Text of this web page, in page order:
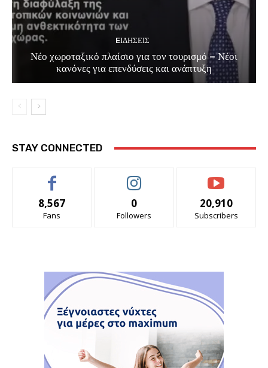
EΙΔΗΣΕΙΣ
Νέο χωροταξικό πλαίσιο για τον τουρισμό – Νέοι
κανόνες για επενδύσεις και ανάπτυξη
STAY CONNECTED
8,567
Fans
0
Followers
20,910
Subscribers